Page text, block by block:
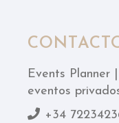
Events Planner
eventos
+34